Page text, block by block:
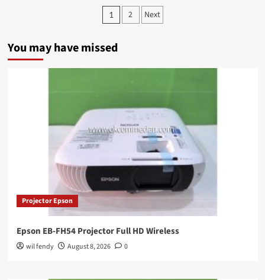
NB500
Posts
1 2 Next
You may have missed
Projector Epson
Epson EB-FH54 Projector Full HD Wireless
wil fendy August 8, 2026 0